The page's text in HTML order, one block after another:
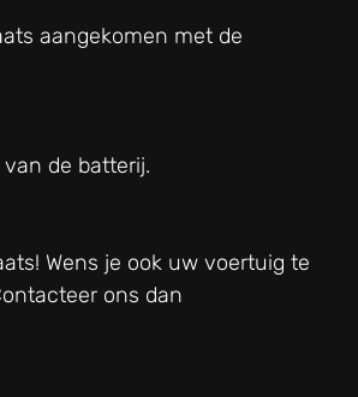
aangekomen met de
de batterij.
Wens je ook uw voertuig te
ons dan